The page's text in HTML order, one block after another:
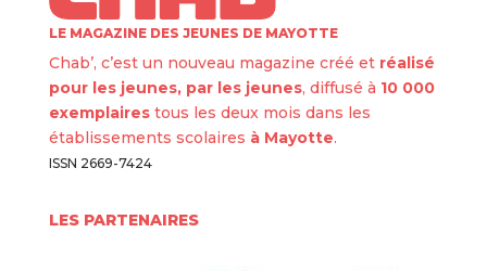
LE MAGAZINE DES JEUNES DE MAYOTTE
Chab’, c’est un nouveau magazine créé et réalisé
pour les jeunes, par les jeunes, diffusé à 10 000
exemplairestous les deux mois dans les
établissements scolaires à Mayotte.
ISSN 2669-7424
LES PARTENAIRES